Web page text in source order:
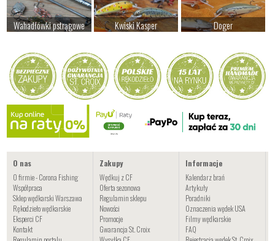
Wahadłówki pstrągowe
Kup teraz >
Kwiski Kasper
Kup teraz >
Doger
Kup teraz >
Sulejka
od 54.00 PLN
Kup teraz >
O nas
O firmie - Corona Fishing
Współpraca
Sklep wędkarski Warszawa
Rękodzieło wędkarskie
Eksperci CF
Kontakt
Zakupy
Wędkuj z CF
Oferta sezonowa
Regulamin sklepu
Nowości
Promocje
Gwarancja St. Croix
Informacje
Kalendarz brań
Artykuły
Poradniki
Oznaczenia wędek USA
Filmy wędkarskie
FAQ